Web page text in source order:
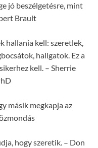
jó beszélgetésre, mint
Brault
hallania kell: szeretlek,
hallgatok. Ez a
kell. – Sherrie
másik megkapja az
hogy szeretik. – Don